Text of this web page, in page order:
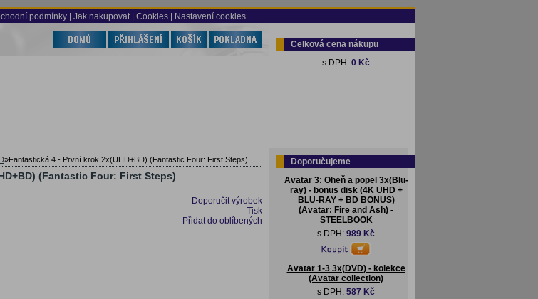
podmínky Jak nakupovat | Cookies | Nastavení cookies
Celková cena nákupu
s DPH: 0 Kč
»Fantastická 4 - První krok 2x(UHD+BD) (Fantastic Four: First Steps)
(Fantastic Four: First Steps)
Doporučit výrobek
Tisk
Přidat do oblíbených
Doporučujeme
Avatar 3: Oheň a popel 3x(Blu-
ray) - bonus disk (4K UHD +
BLU-RAY + BD BONUS)
(Avatar: Fire and Ash) -
STEELBOOK
s DPH: 989 Kč
Avatar 1-3 3x(DVD) - kolekce
(Avatar collection)
s DPH: 587 Kč